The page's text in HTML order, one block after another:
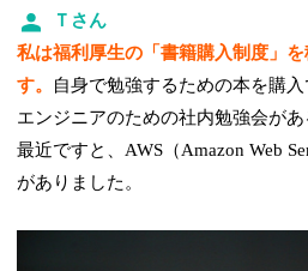
Ｔさん
私は福利厚生の「書籍購入制度」
す。
自身で勉強するための本を購入
エンジニアのための社内勉強会があ
最近ですと、AWS（Amazon Web
がありました。